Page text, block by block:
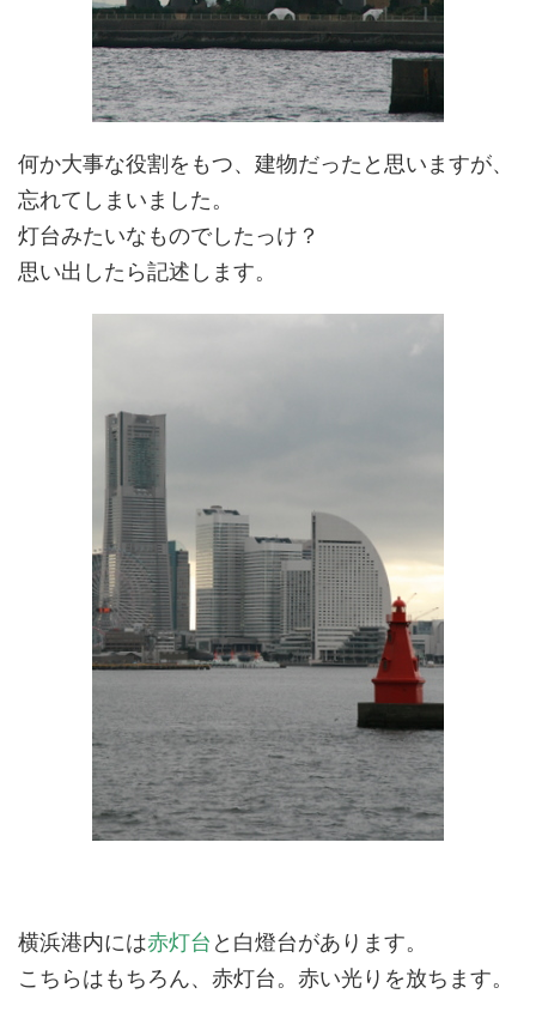
何か大事な役割をもつ、建物だったと思いますが、
忘れてしまいました。
灯台みたいなものでしたっけ？
思い出したら記述します。
横浜港内には赤灯台 と白燈台があります。
こちらはもちろん、赤灯台。赤い光りを放ちます。